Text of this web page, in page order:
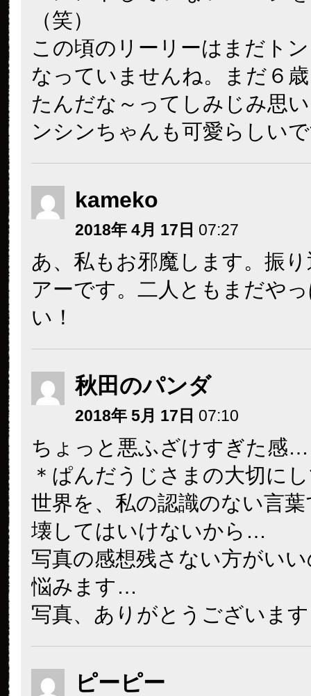
（笑）
この頃のリーリーはまだト
なっていませんね。まだ６
たんだな～ってしみじみ思
ンシンちゃんも可愛らしい
kameko
2018年 4月 17日 07:27
あ、私もお邪魔します。振
アーです。二人ともまだや
い！
秋田のパンダ
2018年 5月 17日 07:10
ちょっと悪ふざけすぎた感…
＊ぱんだうじさまの大切に
世界を、私の認識のない言葉
壊してはいけないから…
写真の感想残さない方がい
悩みます…
写真、ありがとうございます
ピーピー